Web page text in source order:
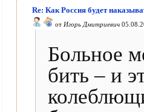
Re: Как Россия будет
от Игорь Дмитриевич
Больное
бить – и